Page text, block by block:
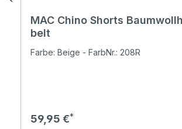
MAC Chino Shorts
belt
Farbe: Beige - FarbNr.: 208R
Regulärer Preis:
59,95 €